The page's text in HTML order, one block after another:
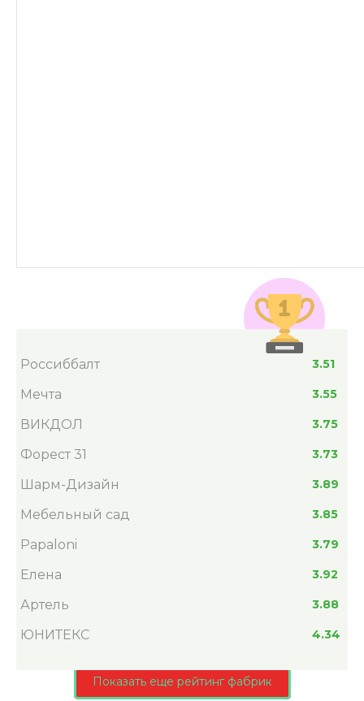
Россиббалт 3.51
Мечта 3.55
ВИКДОЛ 3.75
Форест 31 3.73
Шарм-Дизайн 3.89
Мебельный сад 3.85
Papaloni 3.79
Елена 3.92
Артель 3.88
ЮНИТЕКС 4.34
Показать еще рейтинг фабрик